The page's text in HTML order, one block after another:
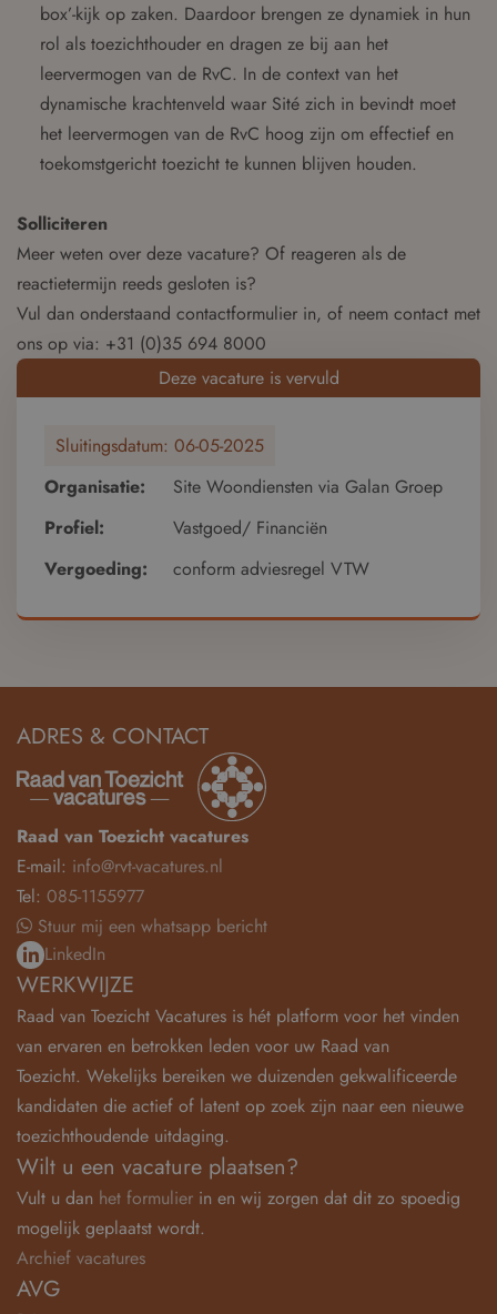
box’-kijk op zaken. Daardoor brengen ze dynamiek in hun
rol als toezichthouder en dragen ze bij aan het
leervermogen van de RvC. In de context van het
dynamische krachtenveld waar Sité zich in bevindt moet
het leervermogen van de RvC hoog zijn om effectief en
toekomstgericht toezicht te kunnen blijven houden.
Solliciteren
Meer weten over deze vacature? Of reageren als de
reactietermijn reeds gesloten is?
Vul dan onderstaand contactformulier in, of neem contact met
ons op via: +31 (0)35 694 8000
Deze vacature is vervuld
Sluitingsdatum: 06-05-2025
Organisatie:
Site Woondiensten via Galan Groep
Profiel:
Vastgoed/ Financiën
Vergoeding:
conform adviesregel VTW
ADRES & CONTACT
Raad van Toezicht vacatures
E-mail: info@rvt-vacatures.nl
Tel: 085-1155977
Stuur mij een whatsapp bericht
LinkedIn
WERKWIJZE
Raad van Toezicht Vacatures is hét platform voor het vinden
van ervaren en betrokken leden voor uw Raad van
Toezicht. Wekelijks bereiken we duizenden gekwalificeerde
kandidaten die actief of latent op zoek zijn naar een nieuwe
toezichthoudende uitdaging.
Wilt u een vacature plaatsen?
Vult u dan het formulier in en wij zorgen dat dit zo spoedig
mogelijk geplaatst wordt.
Archief vacatures
AVG